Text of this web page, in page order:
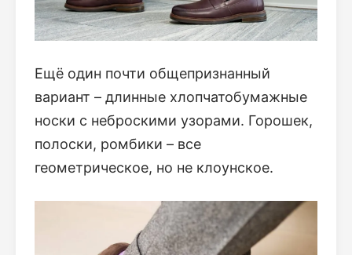
Ещё один почти общепризнанный
вариант – длинные хлопчатобумажные
носки с неброскими узорами. Горошек,
полоски, ромбики – все
геометрическое, но не клоунское.